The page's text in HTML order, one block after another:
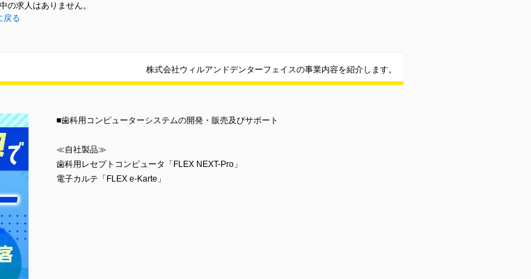
の求人はありません。
戻る
株式会社ウィルアンドデンターフェイスの事業内容を紹介します。
■歯科用コンピューターシステムの開発・販売及びサポート
≪自社製品≫
歯科用レセプトコンピュータ「FLEX NEXT-Pro」
電子カルテ「FLEX e-Karte」